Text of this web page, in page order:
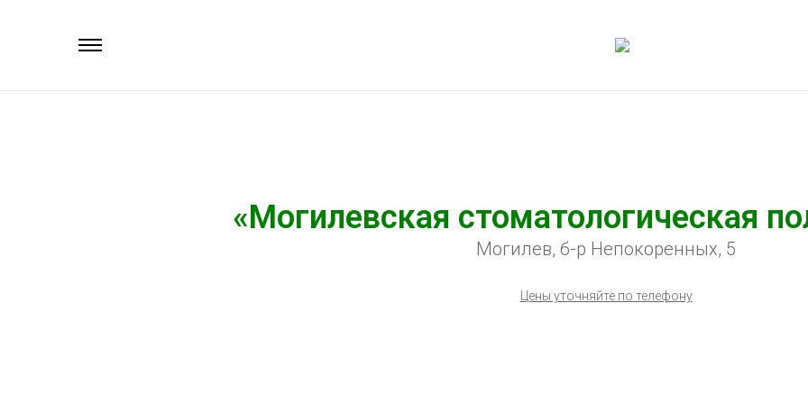
«Могилевская стоматологическая
Могилев, б-р Непокоренных, 5
Цены уточняйте по телефону